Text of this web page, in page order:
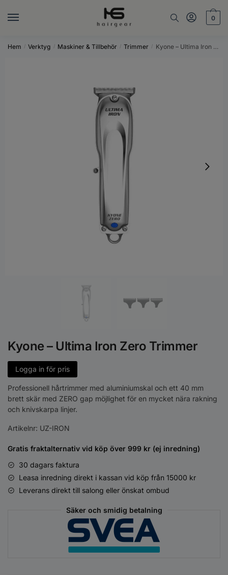
0
Hem / Verktyg / Maskiner & Tillbehör / Trimmer / Kyone – Ultima Iron Zero Trimmer
Kyone – Ultima Iron Zero Trimmer
Logga in för pris
Professionell hårtrimmer med aluminiumskal och ett 40 mm
brett skär med ZERO gap möjlighet för en mycket nära rakning
och knivskarpa linjer.
Artikelnr: UZ-IRON
Gratis fraktalternativ vid köp över 999 kr (ej inredning)
30 dagars faktura
Leasa inredning direkt i kassan vid köp från 15000 kr
Leverans direkt till salong eller önskat ombud
Säker och smidig betalning